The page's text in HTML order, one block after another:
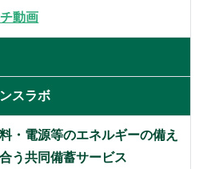
動画
スラボ
・電源等のエネルギーの備え
う共同備蓄サービス